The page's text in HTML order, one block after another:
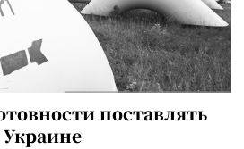
поставлять